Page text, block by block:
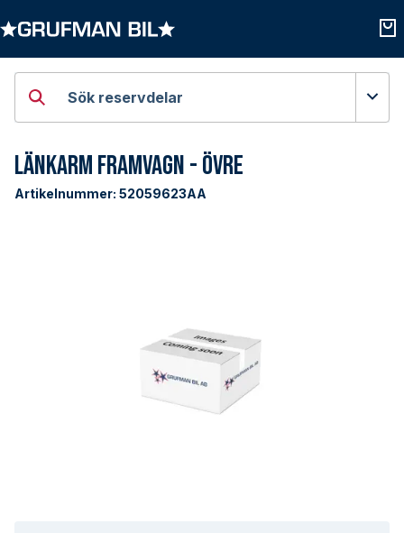
Sök reservdelar
Länkarm Framvagn - Övre
Artikelnummer: 52059623AA